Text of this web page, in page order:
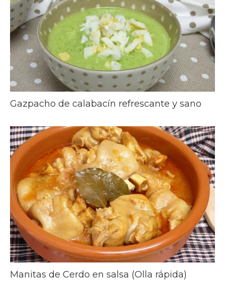
Gazpacho de calabacín refrescante y sano
Manitas de Cerdo en salsa (Olla rápida)